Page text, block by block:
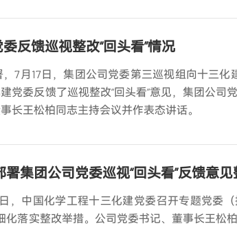
反馈巡视整改“回头看”情况
7月17日，集团公司党委第三巡视组向十三化
党委反馈了巡视整改“回头看”意见，集团公司
长王松柏同志主持会议并作表态讲话。
集团公司党委巡视“回头看”反馈意
，中国化学工程十三化建党委召开专题党委
化落实整改举措。公司党委书记、董事长王松